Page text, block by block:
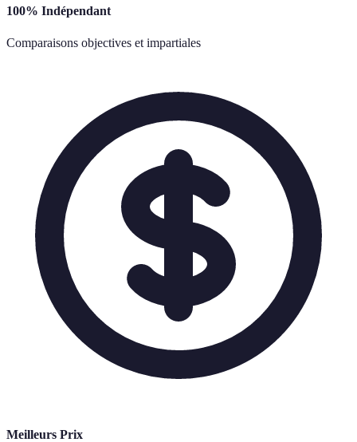
100% Indépendant
Comparaisons objectives et impartiales
Meilleurs Prix